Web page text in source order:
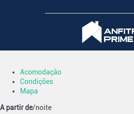
Acomodação
Condições
Mapa
A partir de/noite